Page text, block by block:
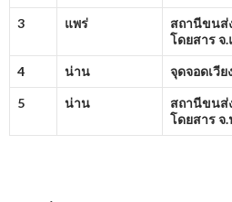
3 แพร่
สถานีขนส่
โดยสาร จ
4 น่าน จุดจอดเวีย
5 น่าน
สถานีขนส่
โดยสาร จ